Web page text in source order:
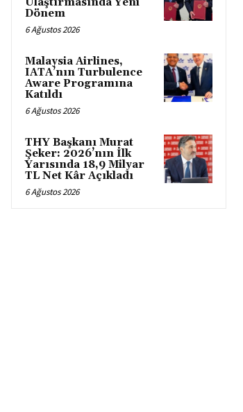
Dönem
6 Ağustos 2026
Malaysia Airlines,
IATA’nın Turbulence
Aware Programına
Katıldı
6 Ağustos 2026
THY Başkanı Murat
Şeker: 2026’nın İlk
Yarısında 18,9 Milyar
TL Net Kâr Açıkladı
6 Ağustos 2026